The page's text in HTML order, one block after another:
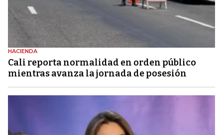
HACIENDA
Cali reporta normalidad en orden público
mientras avanza la jornada de posesión